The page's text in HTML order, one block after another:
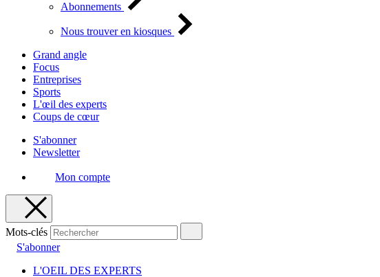
Abonnements
Nous trouver en kiosques
Grand angle
Focus
Entreprises
Sports
L'œil des experts
Coups de cœur
S'abonner
Newsletter
Mon compte
Mots-clés
S'abonner
L'OEIL DES EXPERTS